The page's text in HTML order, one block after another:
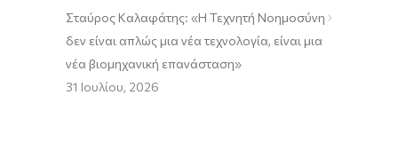
Σταύρος Καλαφάτης: «Η Τεχνητή Νοημοσύνη
δεν είναι απλώς μια νέα τεχνολογία, είναι μια
νέα βιομηχανική επανάσταση»
31 Ιουλίου, 2026